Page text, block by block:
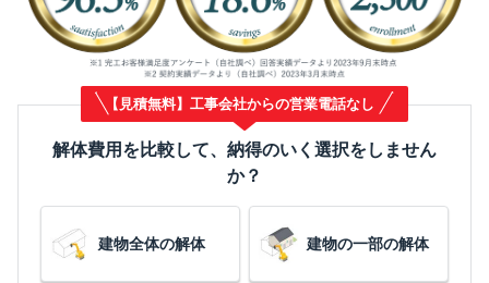
【見積無料】工事会社からの営業電話なし
解体費用を比較して、納得のいく選択をしません
か？
建物全体の解体 建物の一部の解体